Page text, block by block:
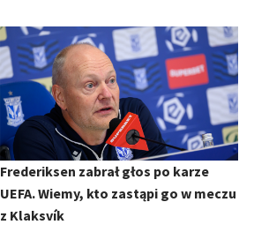
Frederiksen zabrał głos po karze
UEFA. Wiemy, kto zastąpi go w meczu
z Klaksvík